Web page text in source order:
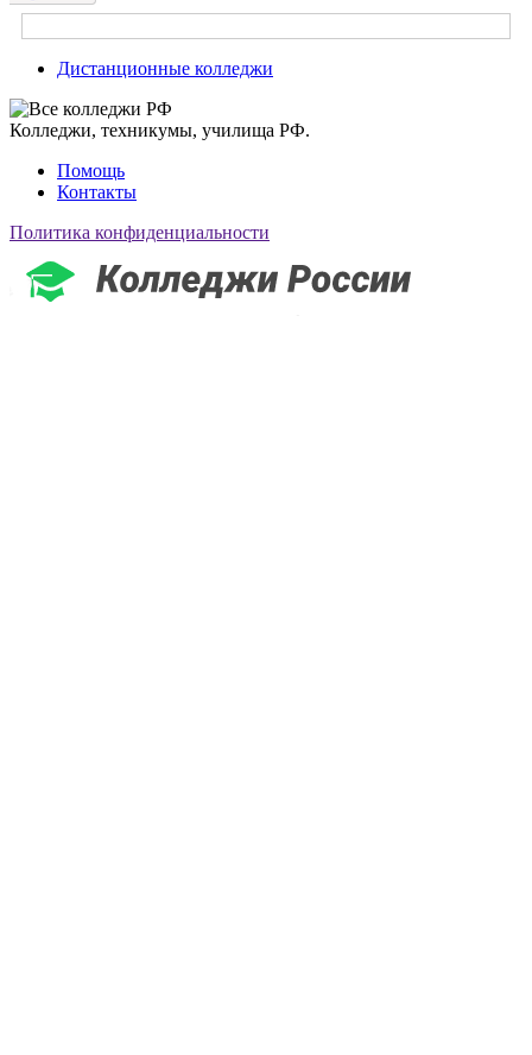
Дистанционные колледжи
Колледжи, техникумы, училища РФ.
Помощь
Контакты
Политика конфиденциальности